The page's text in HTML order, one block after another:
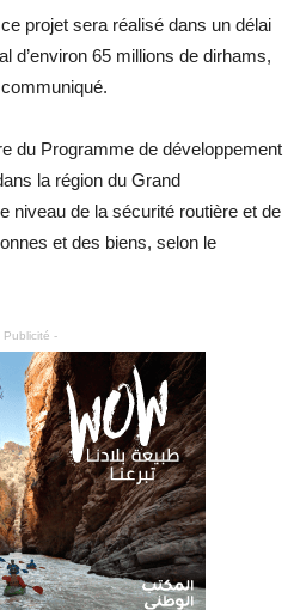
projet sera réalisé dans un délai
d’environ 65 millions de dirhams,
du Programme de développement
la région du Grand
niveau de la sécurité routière et de
et des biens, selon le
Publicité -